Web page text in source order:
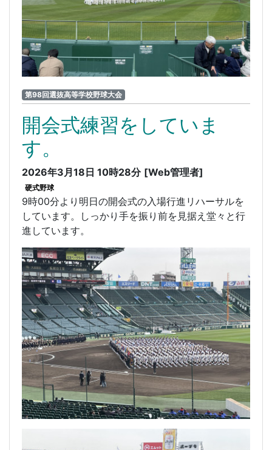
第98回選抜高等学校野球大会
開会式練習をしていま
す。
2026年3月18日 10時28分 [Web管理者]
硬式野球
9時00分より明日の開会式の入場行進リハーサルを
しています。しっかり手を振り前を見据え堂々と行
進しています。